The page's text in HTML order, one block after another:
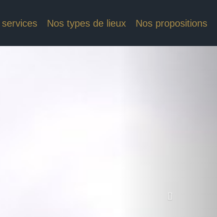
Nos types de lieux Nos propositions